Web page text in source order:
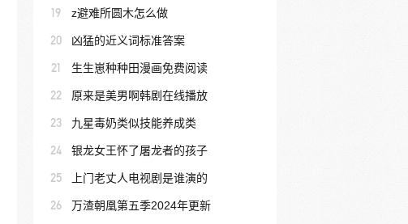
19 z避难所圆木怎么做
20 凶猛的近义词标准答案
21 生生崽种种田漫画免费阅读
22 原来是美男啊韩剧在线播放
23 九星毒奶类似技能养成类
24 银龙女王怀了屠龙者的孩子
25 上门老丈人电视剧是谁演的
26 万渣朝凰第五季2024年更新